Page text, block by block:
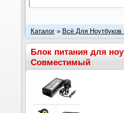
Каталог» Всё Для Ноутбуков
Ток: 18.5V 3.5A 65W, штекер
Блок питания для
Совместимый